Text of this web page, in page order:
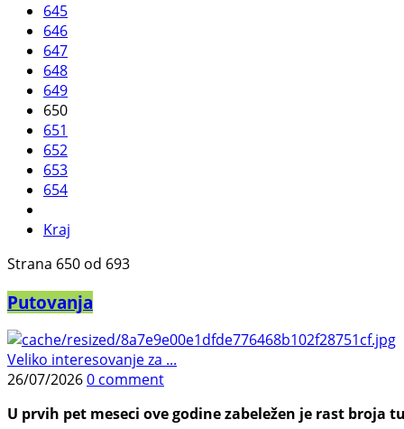
645
646
647
648
649
650
651
652
653
654
Kraj
Strana 650 od 693
Putovanja
Veliko interesovanje za ...
26/07/20260 comment
U prvih pet meseci ove godine zabeležen je rast